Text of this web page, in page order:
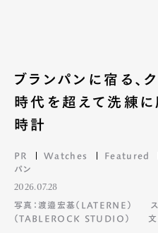
ブランパンに宿る、
時代を超えて洗練
時計
PR Watches Featured
パン
2026.07.28
写真：渡邉宏基（LATERNE）
（TABLEROCK STUDIO）